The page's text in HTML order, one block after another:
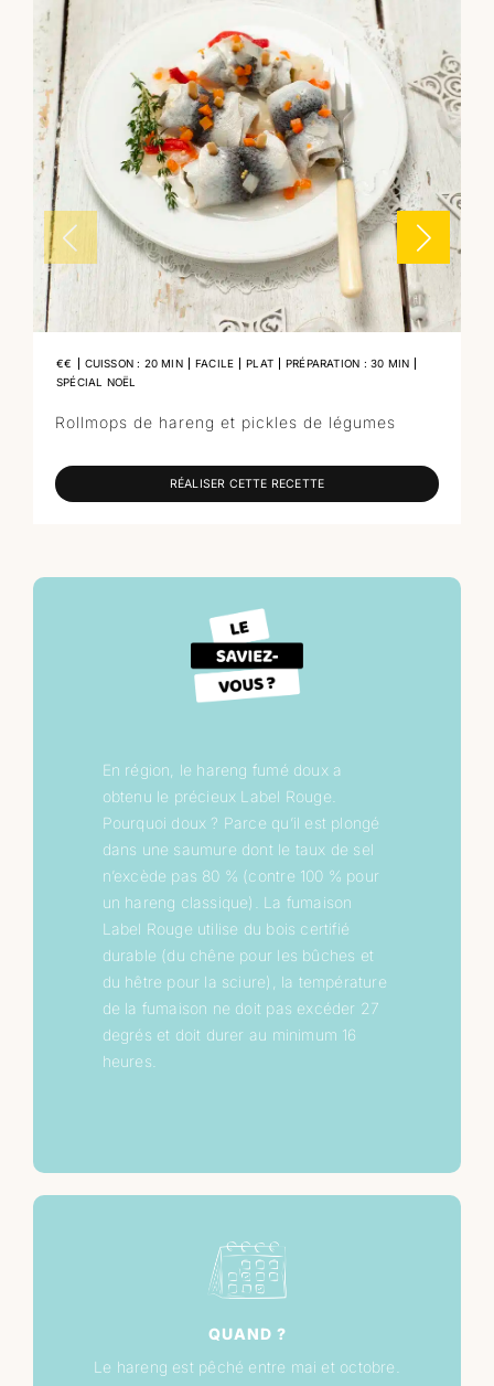
€€ CUISSON : 20 MIN FACILE PLAT
PRÉPARATION : 30 MIN
SPÉCIAL NOËL
Rollmops de hareng et pickles de légumes
RÉALISER CETTE RECETTE
En région, le hareng fumé doux a
obtenu le précieux Label Rouge.
Pourquoi doux ? Parce qu’il est plongé
dans une saumure dont le taux de sel
n’excède pas 80 % (contre 100 % pour
un hareng classique). La fumaison
Label Rouge utilise du bois certifié
durable (du chêne pour les bûches et
du hêtre pour la sciure), la température
de la fumaison ne doit pas excéder 27
degrés et doit durer au minimum 16
heures.
QUAND ?
Le hareng est pêché entre mai et octobre.